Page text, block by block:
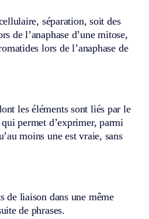
séparation, soit des
de l’anaphase d’une mitose,
lors de l’anaphase de
les éléments sont liés par le
permet d’exprimer, parmi
moins une est vraie, sans
de liaison dans une même
de phrases.